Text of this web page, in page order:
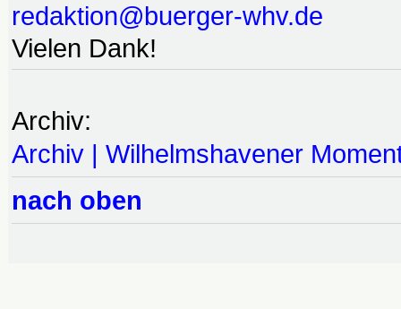
redaktion@buerger-whv.de
Vielen Dank!
Archiv:
Archiv | Wilhelmshavener
nach oben